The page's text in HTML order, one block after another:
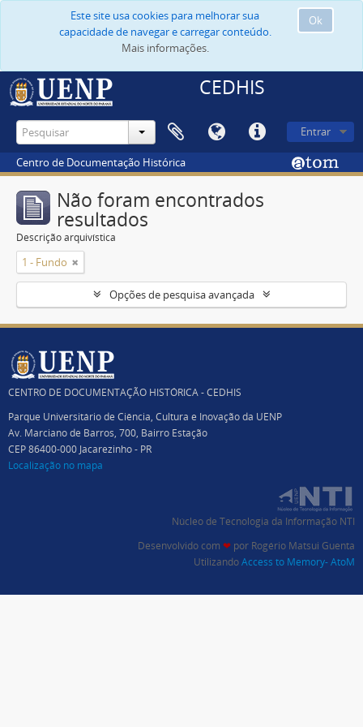
Ok
Este site usa cookies para melhorar sua
capacidade de navegar e carregar conteúdo.
Mais informações.
CEDHIS
Entrar
Centro de Documentação Histórica
Não foram encontrados
resultados
Descrição arquivística
1 - Fundo
Opções de pesquisa avançada
CENTRO DE DOCUMENTAÇÃO HISTÓRICA - CEDHIS
Parque Universitário de Ciência, Cultura e Inovação da UENP
Av. Marciano de Barros, 700, Bairro Estação
CEP 86400-000 Jacarezinho - PR
Localização no mapa
Núcleo de Tecnologia da Informação NTI
Desenvolvido com ❤ por Rogério Matsui Guenta
UtilizandoAccess to Memory- AtoM